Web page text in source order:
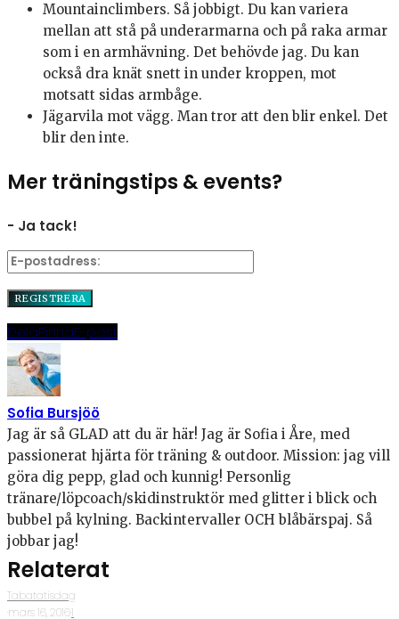
Mountainclimbers. Så jobbigt. Du kan variera
mellan att stå på underarmarna och på raka armar
som i en armhävning. Det behövde jag. Du kan
också dra knät snett in under kroppen, mot
motsatt sidas armbåge.
Jägarvila mot vägg. Man tror att den blir enkel. Det
blir den inte.
Mer träningstips & events?
- Ja tack!
DelaPinnaE-post
Sofia Bursjöö
Jag är så GLAD att du är här! Jag är Sofia i Åre, med
passionerat hjärta för träning & outdoor. Mission: jag vill
göra dig pepp, glad och kunnig! Personlig
tränare/löpcoach/skidinstruktör med glitter i blick och
bubbel på kylning. Backintervaller OCH blåbärspaj. Så
jobbar jag!
Relaterat
Tabatatisdag
·mars 16, 2016·1